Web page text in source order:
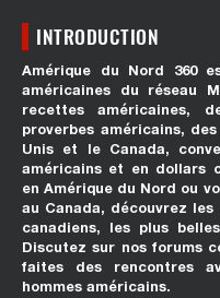
INTRODUCTION
Amérique du Nord 360
américaines du réseau
recettes américaines,
proverbes américains,
Unis et le Canada,
américains et en dollars
en Amérique du Nord ou
au Canada, découvrez
canadiens, les plus
Discutez sur nos forums
faites des rencontres
hommes américains.